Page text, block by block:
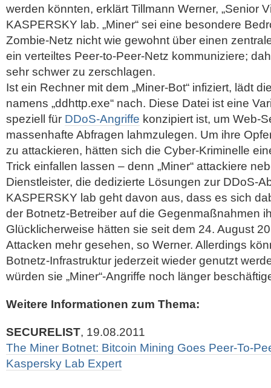
werden könnten, erklärt Tillmann Werner, „Senior
KASPERSKY lab. „Miner“ sei eine besondere
Zombie-Netz nicht wie gewohnt über einen
ein verteiltes Peer-to-Peer-Netz kommuniziere;
sehr schwer zu zerschlagen.
Ist ein Rechner mit dem „Miner-Bot“ infiziert, lädt
namens „ddhttp.exe“ nach. Diese Datei ist eine
speziell für DDoS-Angriffe konzipiert ist, um Web-
massenhafte Abfragen lahmzulegen. Um ihre
zu attackieren, hätten sich die Cyber-Kriminelle
Trick einfallen lassen – denn „Miner“ attackiere
Dienstleister, die dedizierte Lösungen zur DDoS-
KASPERSKY lab geht davon aus, dass es sich
der Botnetz-Betreiber auf die Gegenmaßnahmen
Glücklicherweise hätten sie seit dem 24. August
Attacken mehr gesehen, so Werner. Allerdings
Botnetz-Infrastruktur jederzeit wieder genutzt
würden sie „Miner“-Angriffe noch länger
Weitere Informationen zum Thema:
SECURELIST, 19.08.2011
The Miner Botnet: Bitcoin Mining Goes Peer-To-
Kaspersky Lab Expert